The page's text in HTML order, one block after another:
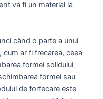
va fi un material la
când o parte a unui
ar fi frecarea, ceea
formei solidului
formei sau
de forfecare este